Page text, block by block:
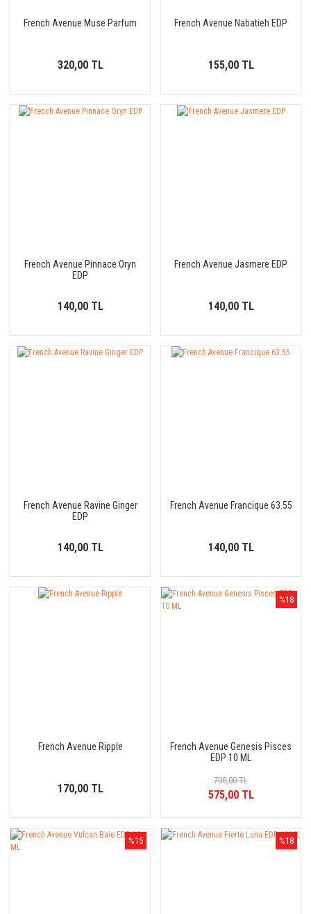
French Avenue Muse Parfum
320,00 TL
French Avenue Nabatieh EDP
155,00 TL
French Avenue Pinnace Oryn
EDP
140,00 TL
French Avenue Jasmere EDP
140,00 TL
French Avenue Ravine Ginger
EDP
140,00 TL
French Avenue Francique 63.55
140,00 TL
French Avenue Ripple
170,00 TL
%18
French Avenue Genesis Pisces
EDP 10 ML
700,00 TL
575,00 TL
%15 %18